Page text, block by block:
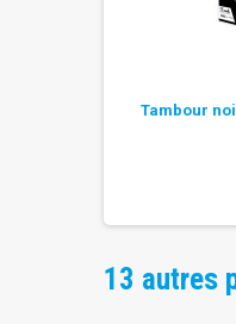
Tambour
13 autres